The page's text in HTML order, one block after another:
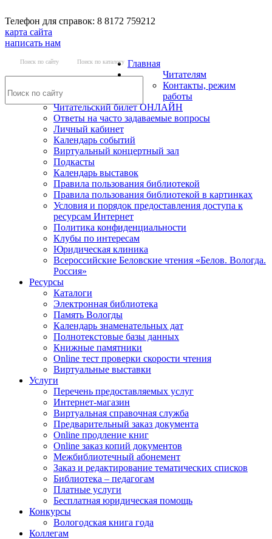
Телефон для справок: 8 8172 759212
карта сайта
написать нам
Поиск по сайту Поиск по каталогу Главная
Читателям
Контакты, режим
работы
Читательский билет ОНЛАЙН
Ответы на часто задаваемые вопросы
Личный кабинет
Календарь событий
Виртуальный концертный зал
Подкасты
Календарь выставок
Правила пользования библиотекой
Правила пользования библиотекой в картинках
Условия и порядок предоставления доступа к
ресурсам Интернет
Политика конфиденциальности
Клубы по интересам
Юридическая клиника
Всероссийские Беловские чтения «Белов. Вологда.
Россия»
Ресурсы
Каталоги
Электронная библиотека
Память Вологды
Календарь знаменательных дат
Полнотекстовые базы данных
Книжные памятники
Online тест проверки скорости чтения
Виртуальные выставки
Услуги
Перечень предоставляемых услуг
Интернет-магазин
Виртуальная справочная служба
Предварительный заказ документа
Online продление книг
Online заказ копий документов
Межбиблиотечный абонемент
Заказ и редактирование тематических списков
Библиотека – педагогам
Платные услуги
Бесплатная юридическая помощь
Конкурсы
Вологодская книга года
Коллегам